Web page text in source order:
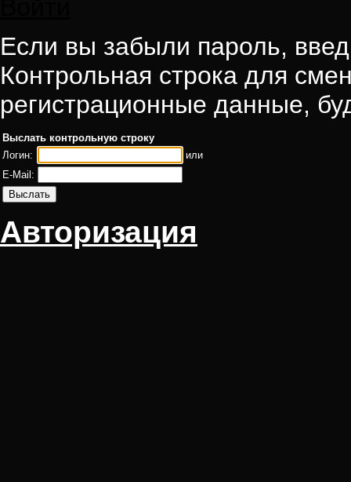
Если вы забыли пароль,
Контрольная строка для
регистрационные данные,
Выслать контрольную строку
Логин:
или
E-Mail:
Авторизация